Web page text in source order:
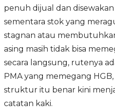
penuh dijual dan
sementara stok yang
stagnan atau
asing masih tidak bisa
secara langsung, rutenya
PMA yang memegang
struktur itu benar kini
catatan kaki.